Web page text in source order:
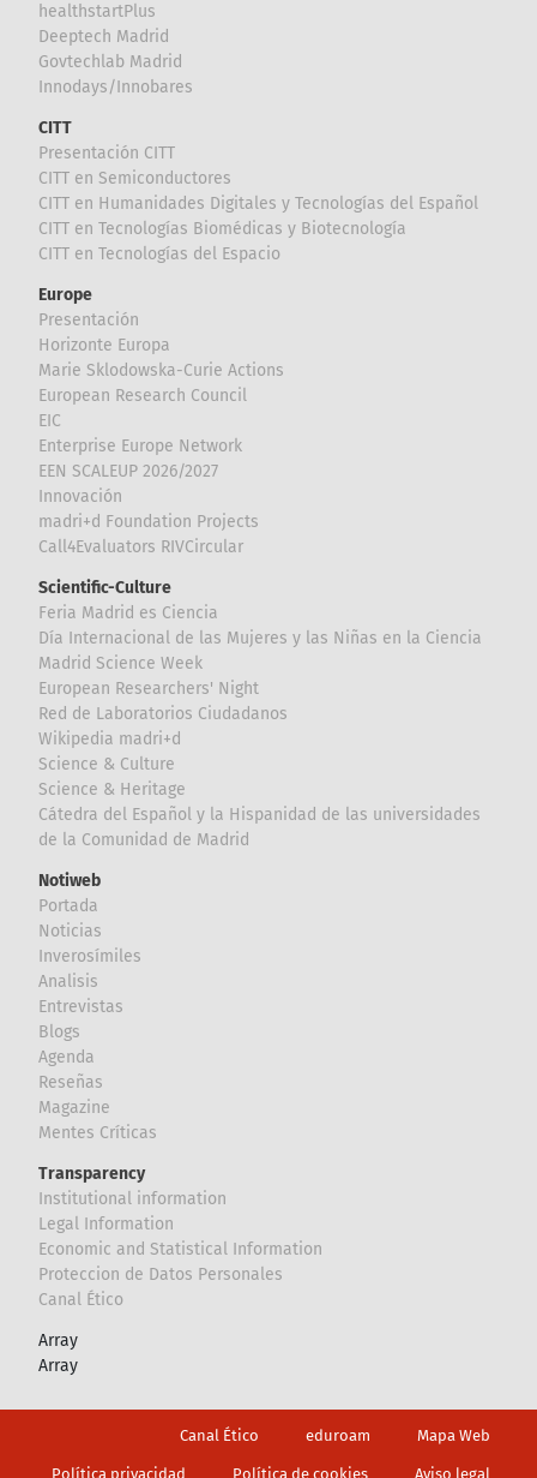
healthstartPlus
Deeptech Madrid
Govtechlab Madrid
Innodays/Innobares
CITT
Presentación CITT
CITT en Semiconductores
CITT en Humanidades Digitales y Tecnologías del Español
CITT en Tecnologías Biomédicas y Biotecnología
CITT en Tecnologías del Espacio
Europe
Presentación
Horizonte Europa
Marie Sklodowska-Curie Actions
European Research Council
EIC
Enterprise Europe Network
EEN SCALEUP 2026/2027
Innovación
madri+d Foundation Projects
Call4Evaluators RIVCircular
Scientific-Culture
Feria Madrid es Ciencia
Día Internacional de las Mujeres y las Niñas en la Ciencia
Madrid Science Week
European Researchers' Night
Red de Laboratorios Ciudadanos
Wikipedia madri+d
Science & Culture
Science & Heritage
Cátedra del Español y la Hispanidad de las universidades
de la Comunidad de Madrid
Notiweb
Portada
Noticias
Inverosímiles
Analisis
Entrevistas
Blogs
Agenda
Reseñas
Magazine
Mentes Críticas
Transparency
Institutional information
Legal Information
Economic and Statistical Information
Proteccion de Datos Personales
Canal Ético
Array
Array
Canal Ético eduroam Mapa Web
Política privacidad Política de cookies Aviso legal